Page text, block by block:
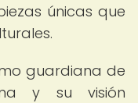
únicas que
guardiana de
y su visión